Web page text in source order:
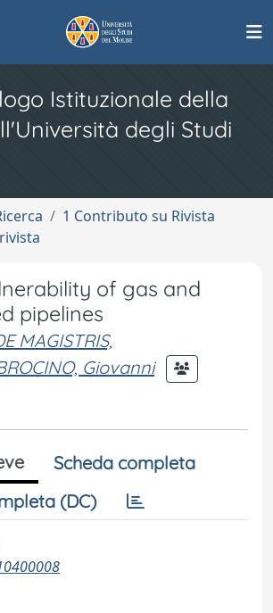
Istituzionale della
degli Studi
1 Contributo su Rivista
of gas and
pipelines
MAGISTRIS,
Giovanni
Scheda completa
(DC)